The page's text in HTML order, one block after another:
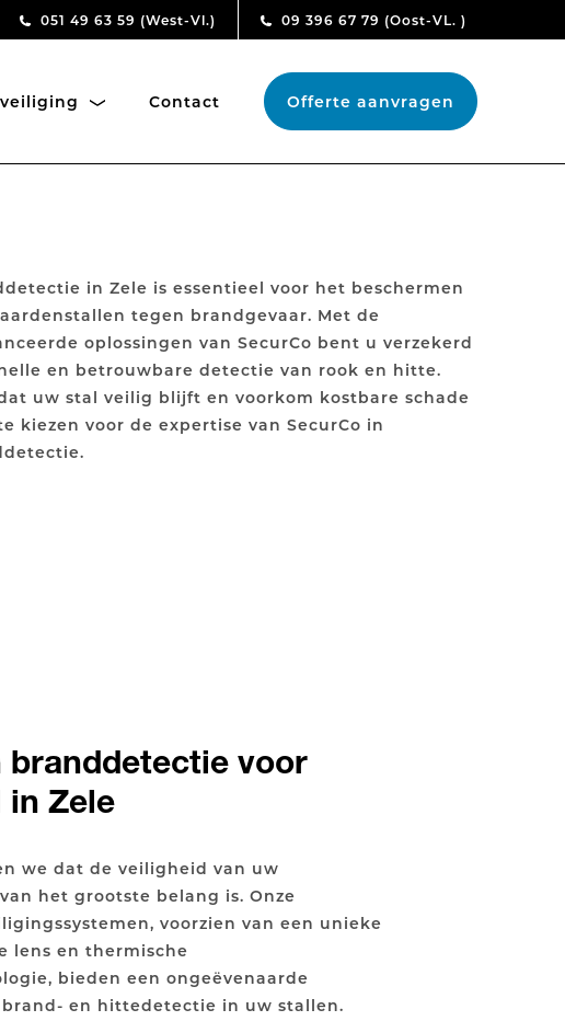
051 49 63 59 (West-Vl.) 09 396 67 79 (Oost-VL. )
Contact Offerte aanvragen
in Zele is essentieel voor het beschermen
tegen brandgevaar. Met de
oplossingen van SecurCo bent u verzekerd
en betrouwbare detectie van rook en hitte.
uw stal veilig blijft en voorkom kostbare schade
kiezen voor de expertise van SecurCo in
branddetectie voor
in Zele
we dat de veiligheid van uw
het grootste belang is. Onze
voorzien van een unieke
lens en thermische
bieden een ongeëvenaarde
en hittedetectie in uw stallen.